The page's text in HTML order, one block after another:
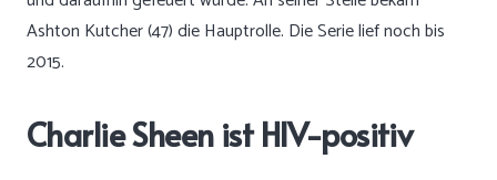
Ashton Kutcher (47) die Hauptrolle. Die Serie lief noch bis
2015.
Charlie Sheen ist HIV-positiv